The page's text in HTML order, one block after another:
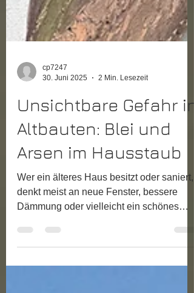
Unsichtbare Gefahr in
Altbauten: Blei und
Arsen im Hausstaub
Wer ein älteres Haus besitzt oder saniert,
denkt meist an neue Fenster, bessere
Dämmung oder vielleicht ein schönes